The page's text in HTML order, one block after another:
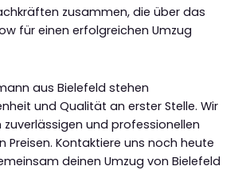
zusammen, die über das
für einen erfolgreichen Umzug
aus Bielefeld stehen
und Qualität an erster Stelle. Wir
zuverlässigen und professionellen
Preisen. Kontaktiere uns noch heute
deinen Umzug von Bielefeld